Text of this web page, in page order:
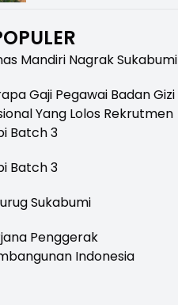
Relokasi
Mandiri Nagrak Sukabumi
Gaji Pegawai Badan Gizi
Yang Lolos Rekrutmen
Batch 3
Batch 3
Sukabumi
Penggerak
Indonesia